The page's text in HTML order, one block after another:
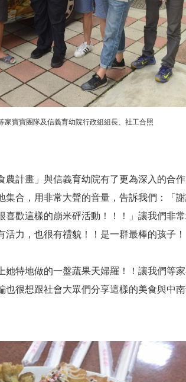
家寶寶團隊及信義育幼院行政組組長、社工合照
農計畫」與信義育幼院有了更為深入的合
集合，用非常大聲的音量，告訴我們：「
喜歡這樣的崩米砰活動！！！」讓我們非
力，也很有禮貌！！是一群最棒的孩子！
特地做的一盤蔬果天婦羅！！讓我們等
也很想跟社會大眾們分享這樣的美食與中